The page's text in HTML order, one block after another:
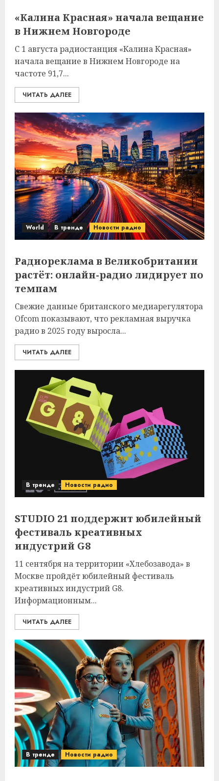
«Калина Красная» начала вещание
в Нижнем Новгороде
С 1 августа радиостанция «Калина Красная»
начала вещание в Нижнем Новгороде на
частоте 91,7...
ЧИТАТЬ ДАЛЕЕ
World В тренде Новости радио
Радиореклама в Великобритании
растёт: онлайн-радио лидирует по
темпам
Свежие данные британского медиарегулятора
Ofcom показывают, что рекламная выручка
радио в 2025 году выросла...
ЧИТАТЬ ДАЛЕЕ
В тренде Новости радио
STUDIO 21 поддержит юбилейный
фестиваль креативных
индустрий G8
11 сентября на территории «Хлебозавода» в
Москве пройдёт юбилейный фестиваль
креативных индустрий G8.
Информационным...
ЧИТАТЬ ДАЛЕЕ
В тренде Новости радио